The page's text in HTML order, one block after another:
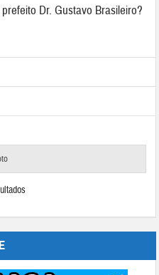
Dr. Gustavo Brasileiro?